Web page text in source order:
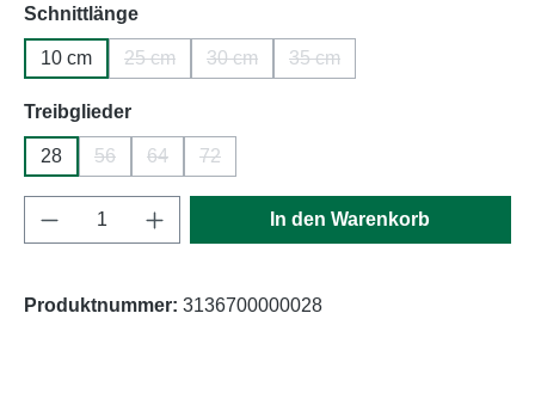
Schnittlängeauswählen
10 cm 25 cm 30 cm 35 cm
Treibgliederauswählen
28 56 64 72
Produkt Anzahl: Gib den gewünschten
In den Warenkorb
Produktnummer: 3136700000028